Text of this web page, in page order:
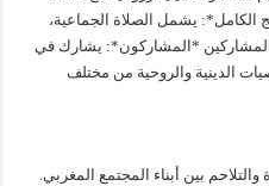
الكامل*: يشمل الصلاة الجماعية،
المشاركين *المشاركون*: يشارك في
الدينية والروحية من مختلف
بين أبناء المجتمع المغربي.